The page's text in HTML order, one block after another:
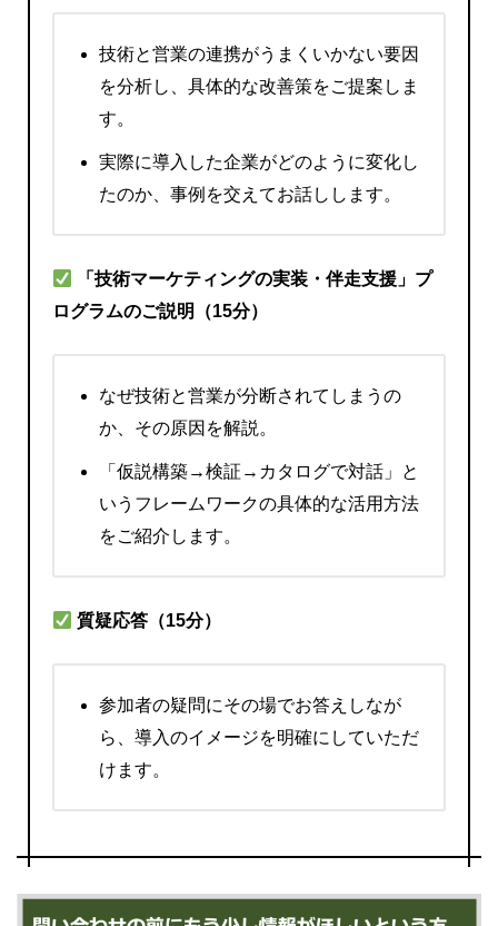
技術と営業の連携がうまくいかない要因
を分析し、具体的な改善策をご提案しま
す。
実際に導入した企業がどのように変化し
たのか、事例を交えてお話しします。
「技術マーケティングの実装・伴走支援」プ
ログラムのご説明（15分）
なぜ技術と営業が分断されてしまうの
か、その原因を解説。
「仮説構築→検証→カタログで対話」と
いうフレームワークの具体的な活用方法
をご紹介します。
質疑応答（15分）
参加者の疑問にその場でお答えしなが
ら、導入のイメージを明確にしていただ
けます。